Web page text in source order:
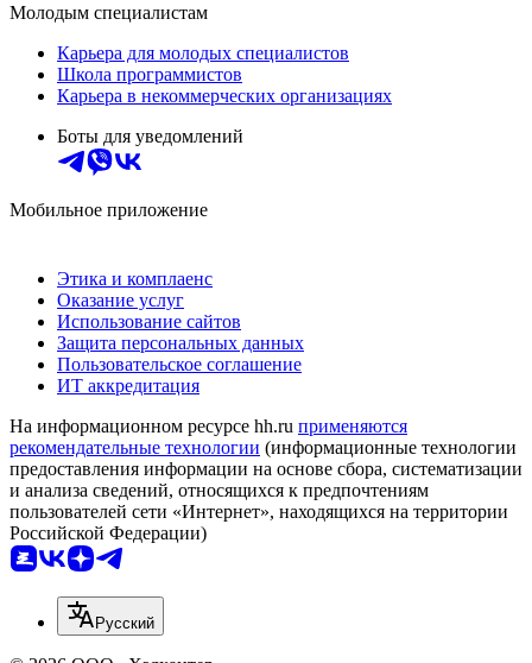
Молодым специалистам
Карьера для молодых специалистов
Школа программистов
Карьера в некоммерческих организациях
Боты для уведомлений
Мобильное приложение
Этика и комплаенс
Оказание услуг
Использование сайтов
Защита персональных данных
Пользовательское соглашение
ИТ аккредитация
На информационном ресурсе hh.ru применяются
рекомендательные технологии (информационные технологии
предоставления информации на основе сбора, систематизации
и анализа сведений, относящихся к предпочтениям
пользователей сети «Интернет», находящихся на территории
Российской Федерации)
Русский